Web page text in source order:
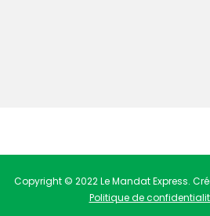
Copyright © 2022 Le Mandat Express.
Politique de